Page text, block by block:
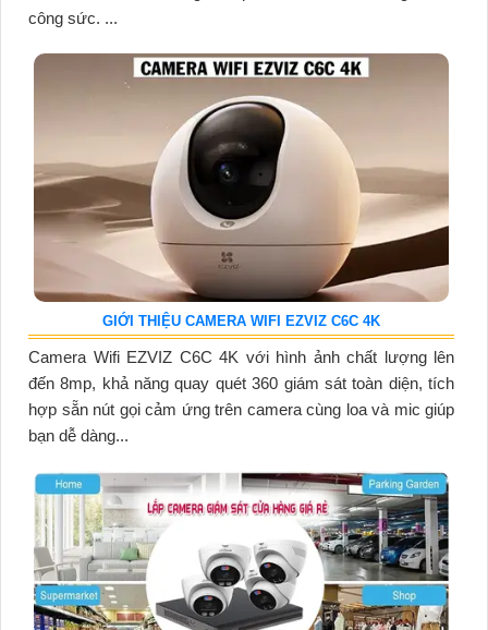
công sức. ...
GIỚI THIỆU CAMERA WIFI EZVIZ C6C 4K
Camera Wifi EZVIZ C6C 4K với hình ảnh chất lượng lên
đến 8mp, khả năng quay quét 360 giám sát toàn diện, tích
hợp sẵn nút gọi cảm ứng trên camera cùng loa và mic giúp
bạn dễ dàng...